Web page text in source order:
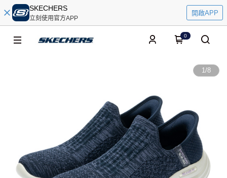
SKECHERS
立刻使用官方APP
開啟APP
0
1/8